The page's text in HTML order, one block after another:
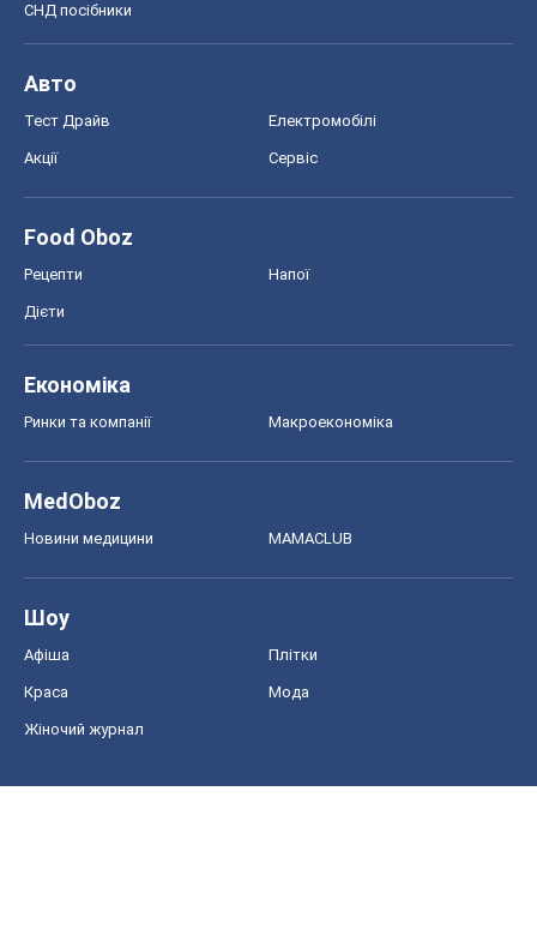
СНД посібники
Авто
Тест Драйв Електромобілі
Акції Сервіс
Food Oboz
Рецепти Напої
Дієти
Економіка
Ринки та компанії Макроекономіка
MedOboz
Новини медицини MAMACLUB
Шоу
Афіша Плітки
Краса Мода
Жіночий журнал